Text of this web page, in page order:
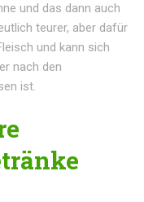
und das dann auch
teurer, aber dafür
und kann sich
nach den
ist.